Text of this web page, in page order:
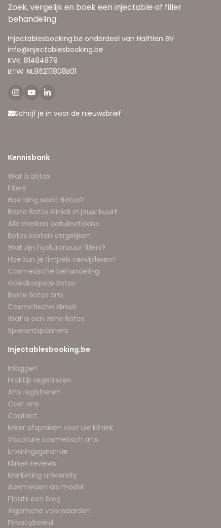
Zoek, vergelijk en boek een injectable of filler
behandeling
Injectablesbooking.be onderdeel van Halftien BV
info@injectablesbooking.be
KVK: 81484879
BTW: NL862111808B01
Schrijf je in voor de nieuwsbrief
Kennisbank
Wat is Botox
Fillers
Hoe lang werkt Botox?
Beste Botox Kliniek in jouw buurt
Alle merken botulinetoxine
Botox kosten vergelijken
Wat zijn hyaluronzuur fillers?
Hoe kun je rimpels verwijderen?
Cosmetische behandeling
Goedkoopste Botox
Beste Botox arts
Cosmetische kliniek
Wat is een zone Botox
Spierontspanners
Injectablesbooking.be
Inloggen
Praktijk registreren
Arts registreren
Over ons
Contact
Meer afspraken voor uw kliniek
Vacature cosmetisch arts
Ervaringsgarantie
Kliniek reviews
Marketing university
Aanmelden als model
Plaats een blog
Algemene voorwaarden
Privacybeleid